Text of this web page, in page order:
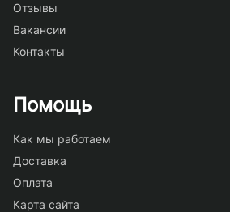
Отзывы
Вакансии
Контакты
Помощь
Как мы работаем
Доставка
Оплата
Карта сайта